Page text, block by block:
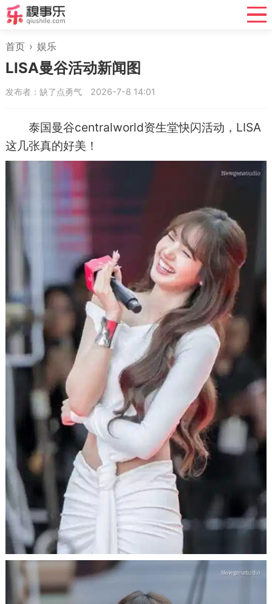
首页 › 娱乐
LISA曼谷活动新闻图
发布者：缺了点勇气 2026-7-8 14:01
泰国曼谷centralworld资生堂快闪活动，LISA
这几张真的好美！